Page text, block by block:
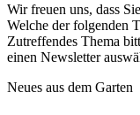
Wir freuen uns, dass
Welche der folgenden
Zutreffendes Thema
einen Newsletter
Neues aus dem Garten